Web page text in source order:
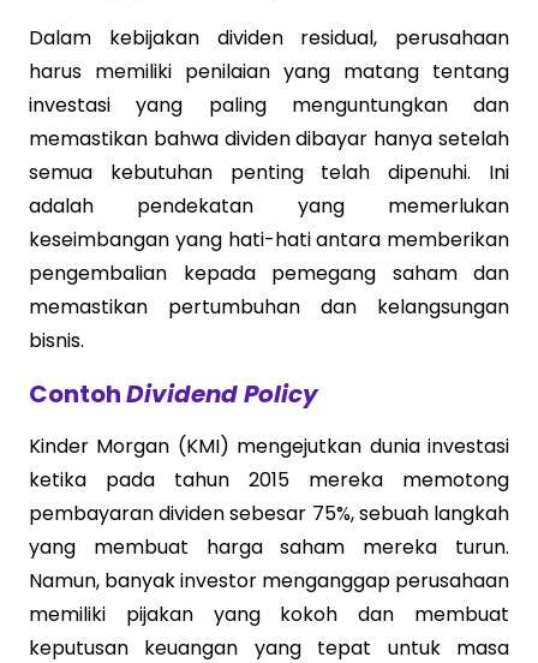
Dalam kebijakan dividen residual, perusahaan
harus memiliki penilaian yang matang tentang
investasi yang paling menguntungkan dan
memastikan bahwa dividen dibayar hanya setelah
semua kebutuhan penting telah dipenuhi. Ini
adalah pendekatan yang memerlukan
keseimbangan yang hati-hati antara memberikan
pengembalian kepada pemegang saham dan
memastikan pertumbuhan dan kelangsungan
bisnis.
ContohDividend Policy
Kinder Morgan (KMI) mengejutkan dunia investasi
ketika pada tahun 2015 mereka memotong
pembayaran dividen sebesar 75%, sebuah langkah
yang membuat harga saham mereka turun.
Namun, banyak investor menganggap perusahaan
memiliki pijakan yang kokoh dan membuat
keputusan keuangan yang tepat untuk masa